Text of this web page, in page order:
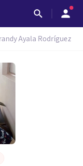
Ayala Rodríguez